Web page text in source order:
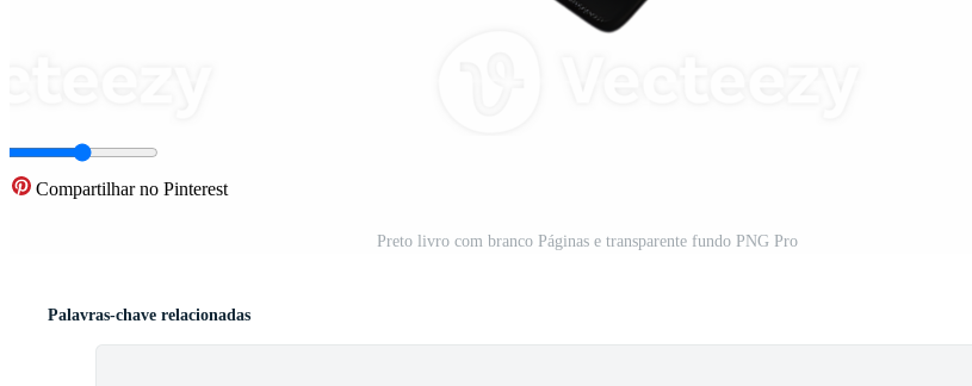
Compartilhar no Pinterest
Preto livro com branco Páginas e transparente fundo PNG Pro
Palavras-chave relacionadas